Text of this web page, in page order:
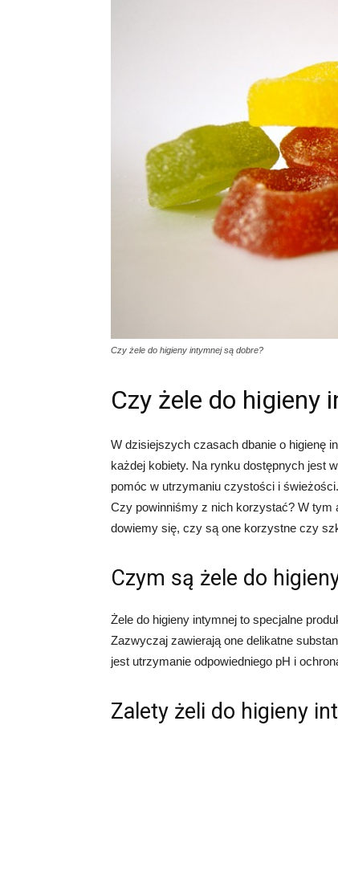
Czy żele do higieny intymnej są dobre?
Czy żele do higieny
W dzisiejszych czasach dbanie o higienę
każdej kobiety. Na rynku dostępnych jest
pomóc w utrzymaniu czystości i
Czy powinniśmy z nich korzystać? W tym
dowiemy się, czy są one korzystne czy
Czym są żele do
Żele do higieny intymnej to specjalne
Zazwyczaj zawierają one delikatne
jest utrzymanie odpowiedniego pH i
Zalety żeli do higieny